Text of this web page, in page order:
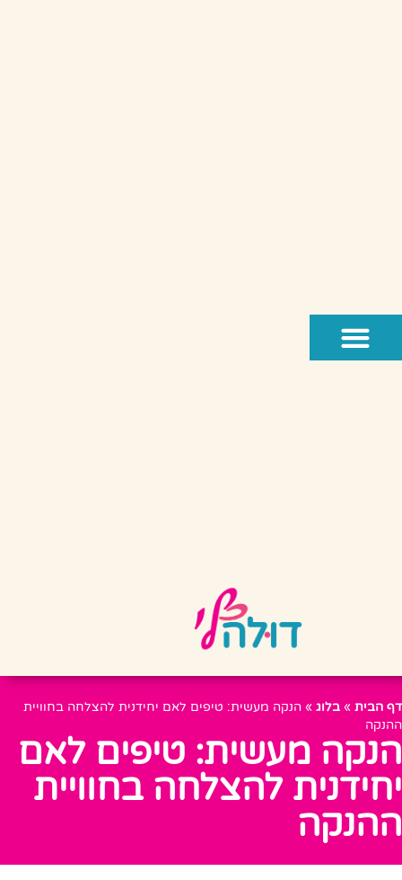
דף הבית » בלוג » הנקה מעשית: טיפים לאם יחידנית להצלחה בחוויית
ההנקה
הנקה מעשית: טיפים לאם
יחידנית להצלחה בחוויית
ההנקה